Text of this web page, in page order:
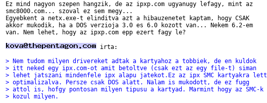
Ez mind nagyon szepen hangzik, de az ipxp.com ugyanugy lefagy, mint az
smc8000.com... szoval ez sem megy...
Egyebkent a netx.exe-t elinditva azt a hibauzenetet kaptam, hogy CSAK
akkor mukodik, ha a DOS verzioja 3.0 es 6.0 kozott van... Nekem 6.2-em
van. Nem lehet, hogy az ipxp.com epp ezert fagy le?
irta:
> Nem tudom milyen drivereket adtak a kartyahoz a tobbiek, de en kuldok
> itt neked egy ipx.com-ot amit betoltve (csak ezt az egy file-t) siman
> lehet jatszani mindenfele ipx alapu jatekot.Ez az ipx SMC kartyakra lett
> optimalizalva. Persze csak DOS alatt. Nalam is mukodott, de ez fugg
> attol is, hofgy pontosan milyen tipusu a kartyad. Marmint hogy az SMC-k
> kozul milyen.